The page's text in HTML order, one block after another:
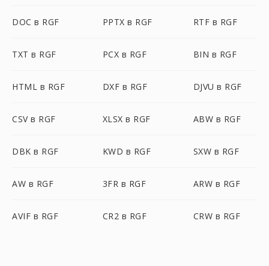
DOC в RGF PPTX в RGF RTF в RGF
TXT в RGF PCX в RGF BIN в RGF
HTML в RGF DXF в RGF DJVU в RGF
CSV в RGF XLSX в RGF ABW в RGF
DBK в RGF KWD в RGF SXW в RGF
AW в RGF 3FR в RGF ARW в RGF
AVIF в RGF CR2 в RGF CRW в RGF